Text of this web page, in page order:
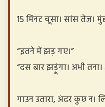
15 मिनट चूसा। सांस तेज।
“इतने में झड़ गए।”
“दस बार झड़ूंगा। अभी
गाउन उतारा, अंदर कुछ न।